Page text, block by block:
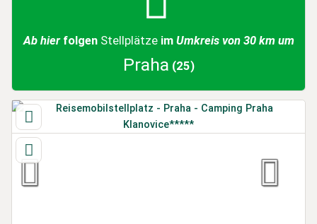
Ab hier folgen Stellplätzeim Umkreis von 30 km um
Praha (25)